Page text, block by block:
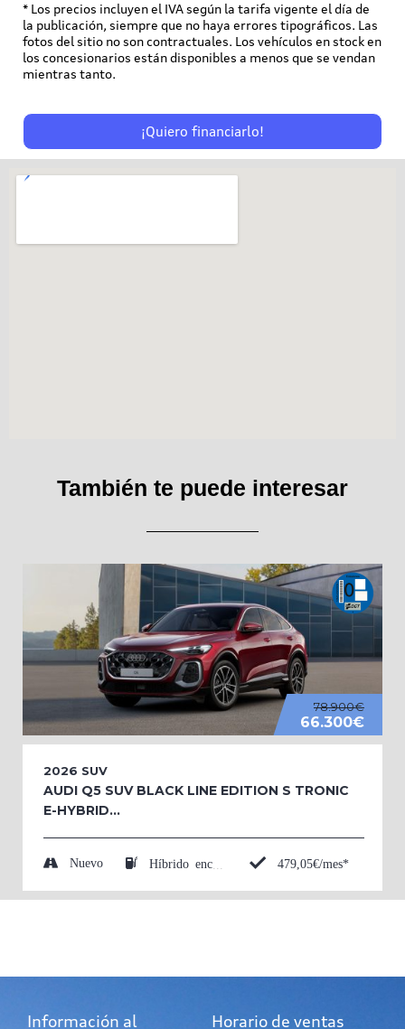
* Los precios incluyen el IVA según la tarifa vigente el día de
la publicación, siempre que no haya errores tipográficos. Las
fotos del sitio no son contractuales. Los vehículos en stock en
los concesionarios están disponibles a menos que se vendan
mientras tanto.
¡Quiero financiarlo!
También te puede interesar
78.900€
66.300€
2026 SUV
AUDI Q5 SUV BLACK LINE EDITION S TRONIC
E-HYBRID...
Nuevo 479,05€/mes*
Información al
Horario de ventas